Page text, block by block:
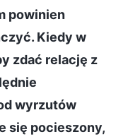
powinien
Kiedy w
zdać relację z
wyrzutów
się pocieszony,